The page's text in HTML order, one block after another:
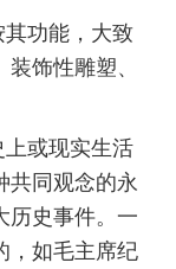
功能，大致
饰性雕塑、
或现实生活
共同观念的永
历史事件。一
，如毛主席纪